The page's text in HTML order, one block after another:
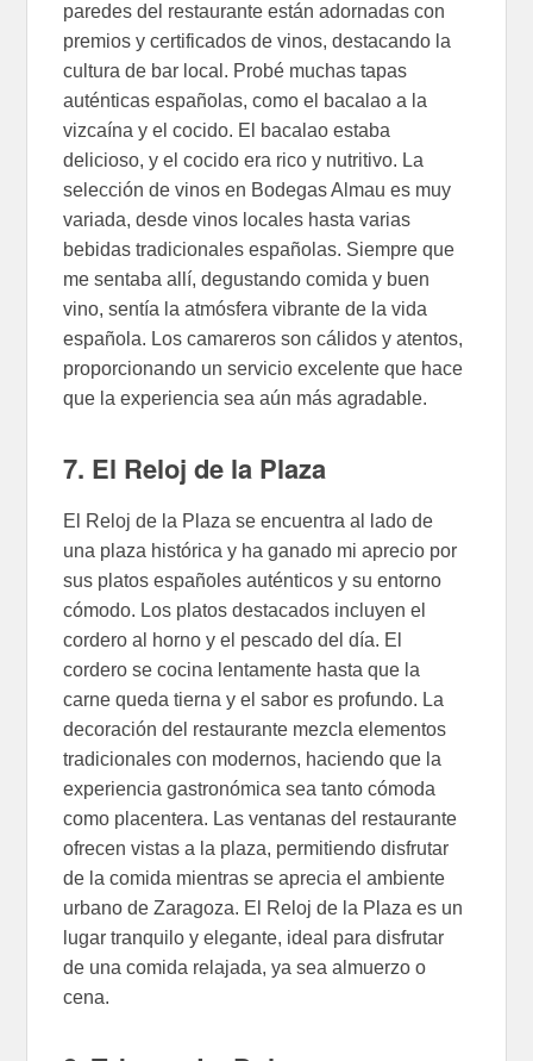
paredes del restaurante están adornadas con
premios y certificados de vinos, destacando la
cultura de bar local. Probé muchas tapas
auténticas españolas, como el bacalao a la
vizcaína y el cocido. El bacalao estaba
delicioso, y el cocido era rico y nutritivo. La
selección de vinos en Bodegas Almau es muy
variada, desde vinos locales hasta varias
bebidas tradicionales españolas. Siempre que
me sentaba allí, degustando comida y buen
vino, sentía la atmósfera vibrante de la vida
española. Los camareros son cálidos y atentos,
proporcionando un servicio excelente que hace
que la experiencia sea aún más agradable.
7. El Reloj de la Plaza
El Reloj de la Plaza se encuentra al lado de
una plaza histórica y ha ganado mi aprecio por
sus platos españoles auténticos y su entorno
cómodo. Los platos destacados incluyen el
cordero al horno y el pescado del día. El
cordero se cocina lentamente hasta que la
carne queda tierna y el sabor es profundo. La
decoración del restaurante mezcla elementos
tradicionales con modernos, haciendo que la
experiencia gastronómica sea tanto cómoda
como placentera. Las ventanas del restaurante
ofrecen vistas a la plaza, permitiendo disfrutar
de la comida mientras se aprecia el ambiente
urbano de Zaragoza. El Reloj de la Plaza es un
lugar tranquilo y elegante, ideal para disfrutar
de una comida relajada, ya sea almuerzo o
cena.